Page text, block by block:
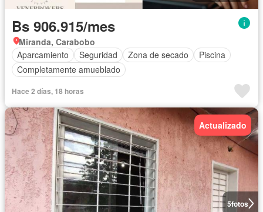
Bs 906.915/mes
Miranda, Carabobo
Aparcamiento
Seguridad Zona de secado
Piscina
Completamente amueblado
Hace 2 días, 18 horas
5fotos
Actualizado